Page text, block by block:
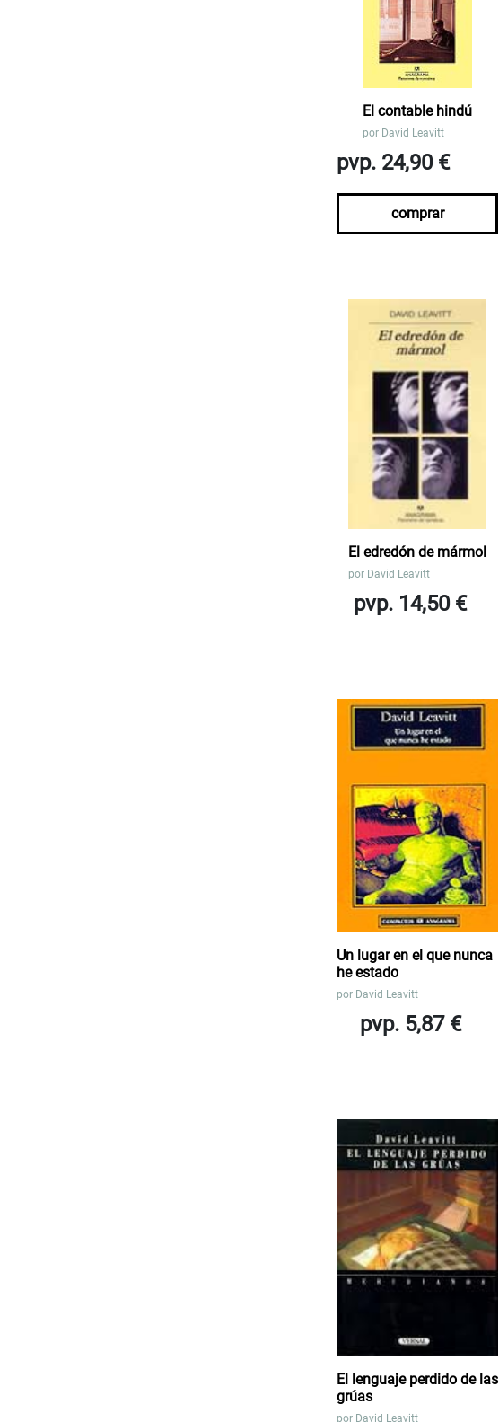
El contable hindú
por David Leavitt
pvp. 24,90 €
comprar
El edredón de mármol
por David Leavitt
pvp. 14,50 €
Un lugar en el que nunca
he estado
por David Leavitt
pvp. 5,87 €
El lenguaje perdido de las
grúas
por David Leavitt